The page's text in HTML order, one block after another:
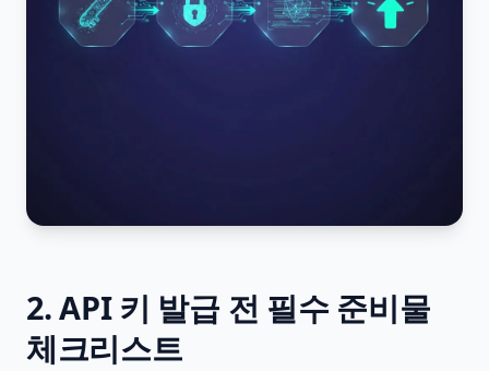
2. API 키 발급 전 필수 준비물
체크리스트